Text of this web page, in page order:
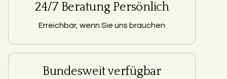
24/7 Beratung Persönlich
Erreichbar, wenn Sie uns brauchen
Bundesweit verfügbar